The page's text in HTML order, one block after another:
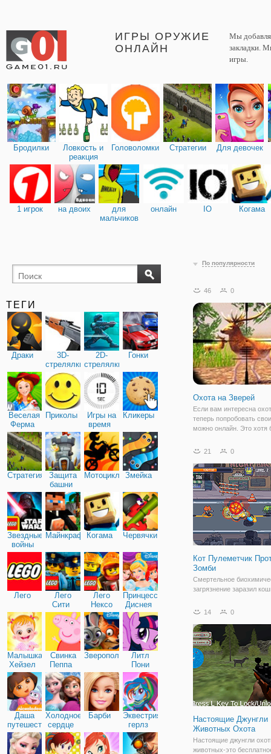
ИГРЫ ОРУЖИЕ
ОНЛАЙН
Мы
закладки.
игры.
Бродилки
Ловкость и
реакция
Головоломки Стратегии Для девочек
1 игрок на двоих
для
мальчиков
онлайн IO Когама
ТЕГИ
Драки
3D-
стрелялки
2D-
стрелялки
Гонки
Веселая
Ферма
Приколы
Игры на
время
Кликеры
Стратегия
Защита
башни
МотоциклыЗмейка
Звездные
войны
МайнкрафтКогама Червячки
Лего
Лего
Сити
Лего
Нексо
Найтс
Принцессы
Диснея
Малышка
Хейзел
Свинка
Пеппа
Зверополис
Литл
Пони
Дружба
Даша
путешественница
Холодное
сердце
Барби
Эквестрия
герлз
По популярности
46 0
Охота на Зверей
Если вам интересна
теперь попробовать
можно онлайн. Это хотя
окружающих. Одной из
Охота на Зверей. По
жанру, это симулятор, в
21 0
Кот Пулеметчик
Зомби
Смертельное
загрязнение заразил
становятся зомби-
чтобы защитить Город
ученые называют
агентов,
14 0
Настоящие Джунгли
Животных Охота
Настоящие джунгли
животных-это